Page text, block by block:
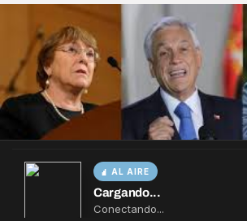
AL AIRE
Cargando...
Conectando...